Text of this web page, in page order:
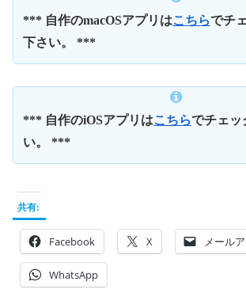
*** 自作のmacOSアプリはこちらでチ
下さい。 ***
*** 自作のiOSアプリはこちらでチェッ
い。 ***
共有:
Facebook X メール
WhatsApp